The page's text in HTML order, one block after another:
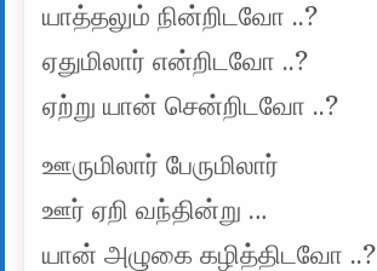
யாத்தலும் நின்றிடவோ ..?
ஏதுமிலார் என்றிடவோ ..?
ஏற்று யான் சென்றிடவோ ..?
ஊருமிலார் பேருமிலார்
ஊர் ஏறி வந்தின்று …
யான் அழுகை கழித்திடவோ ..?